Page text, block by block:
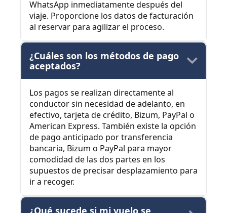
WhatsApp inmediatamente después del
viaje. Proporcione los datos de facturación
al reservar para agilizar el proceso.
¿Cuáles son los métodos de pago
aceptados?
Los pagos se realizan directamente al
conductor sin necesidad de adelanto, en
efectivo, tarjeta de crédito, Bizum, PayPal o
American Express. También existe la opción
de pago anticipado por transferencia
bancaria, Bizum o PayPal para mayor
comodidad de las dos partes en los
supuestos de precisar desplazamiento para
ir a recoger.
¿Qué sucede si mi vuelo se